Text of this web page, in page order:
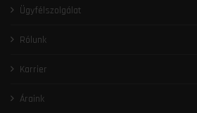
Ügyfélszolgálat
Rólunk
Karrier
Áraink